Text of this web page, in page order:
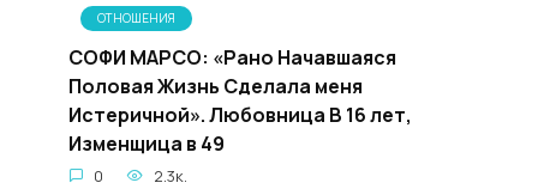
ОТНОШЕНИЯ
СОФИ МАРСО: «Рано Начавшаяся
Половая Жизнь Сделала меня
Истеричной». Любовница В 16 лет,
Изменщица в 49
0 2.3к.